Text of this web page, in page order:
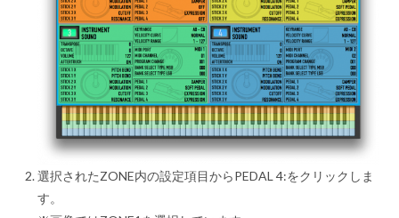
選択されたZONE内の設定項目からPEDAL 4:をクリックしま
す。